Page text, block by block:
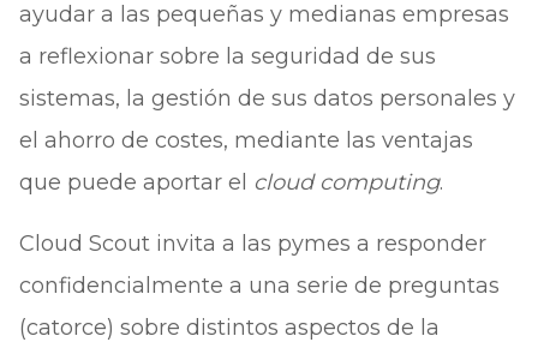
ayudar a las pequeñas y medianas empresas
a reflexionar sobre la seguridad de sus
sistemas, la gestión de sus datos personales y
el ahorro de costes, mediante las ventajas
que puede aportar el cloud computing.
Cloud Scout invita a las pymes a responder
confidencialmente a una serie de preguntas
(catorce) sobre distintos aspectos de la